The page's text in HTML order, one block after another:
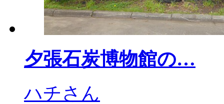
夕張石炭博物館の…
ハチさん